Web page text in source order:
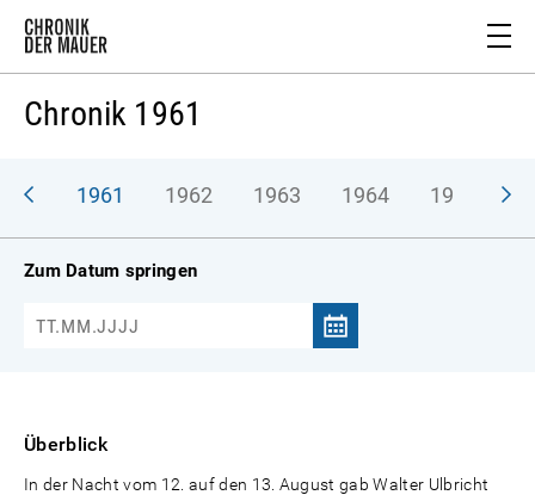
Chronik 1961
1961 1962 1963 1964 1965
Zum Datum springen
Überblick
In der Nacht vom 12. auf den 13. August gab Walter Ulbricht